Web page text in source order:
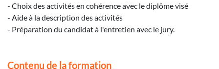
- Choix des activités en cohérence avec le diplôme visé
- Aide à la description des activités
- Préparation du candidat à l'entretien avec le jury.
Contenu de la formation